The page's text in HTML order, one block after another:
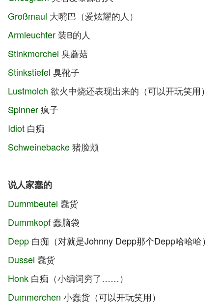
Großmaul 大嘴巴（爱炫耀的人）
Armleuchter 装B的人
Stinkmorchel 臭蘑菇
Stinkstiefel 臭靴子
Lustmolch 欲火中烧还表现出来的 （可以开玩笑用）
Spinner疯子
Idiot 白痴
Schweinebacke猪脸颊
说人家蠢的
Dummbeutel 蠢货
Dummkopf蠢脑袋
Depp 白痴 （对就是Johnny Depp那个Depp哈哈哈）
Dussel 蠢货
Honk 白痴（小编词穷了……）
Dummerchen 小蠢货 （可以开玩笑用）